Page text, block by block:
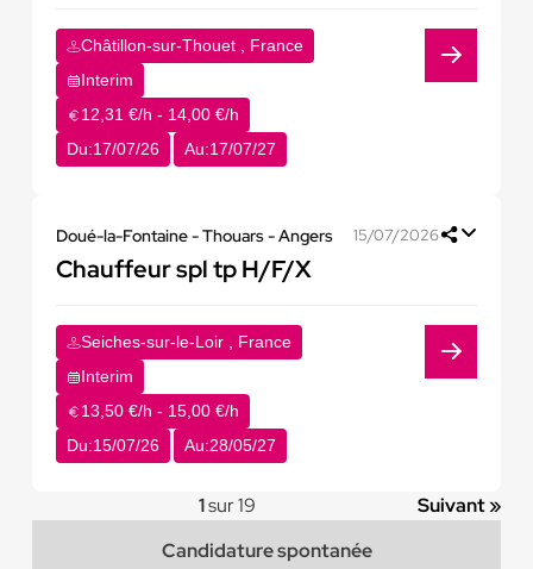
Châtillon-sur-Thouet , France
Interim
12,31 €/h - 14,00 €/h
Du:17/07/26 Au:17/07/27
Doué-la-Fontaine - Thouars - Angers 15/07/2026
Chauffeur spl tp H/F/X
Seiches-sur-le-Loir , France
Interim
13,50 €/h - 15,00 €/h
Du:15/07/26 Au:28/05/27
1sur 19
Suivant »
Candidature spontanée